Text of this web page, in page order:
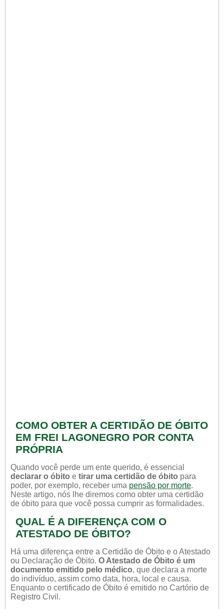
COMO OBTER A CERTIDÃO DE ÓBITO
EM FREI LAGONEGRO POR CONTA
PRÓPRIA
Quando você perde um ente querido, é essencial
declarar o óbito e tirar uma certidão de óbito para
poder, por exemplo, receber uma pensão por morte.
Neste artigo, nós lhe diremos como obter uma certidão
de óbito para que você possa cumprir as formalidades.
QUAL É A DIFERENÇA COM O
ATESTADO DE ÓBITO?
Há uma diferença entre a Certidão de Óbito e o Atestado
ou Declaração de Óbito. O Atestado de Óbito é um
documento emitido pelo médico, que declara a morte
do indivíduo, assim como data, hora, local e causa.
Enquanto o certificado de Óbito é emitido no Cartório de
Registro Civil.